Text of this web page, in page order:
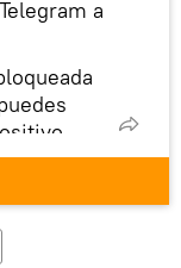
a
red